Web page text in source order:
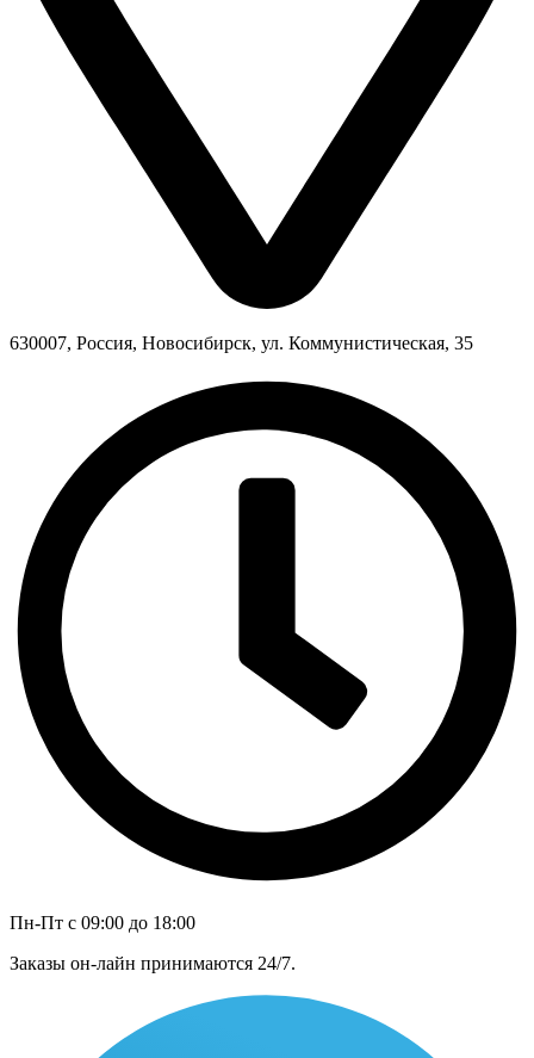
630007, Россия, Новосибирск, ул. Коммунистическая, 35
Пн-Пт с 09:00 до 18:00
Заказы он-лайн принимаются 24/7.